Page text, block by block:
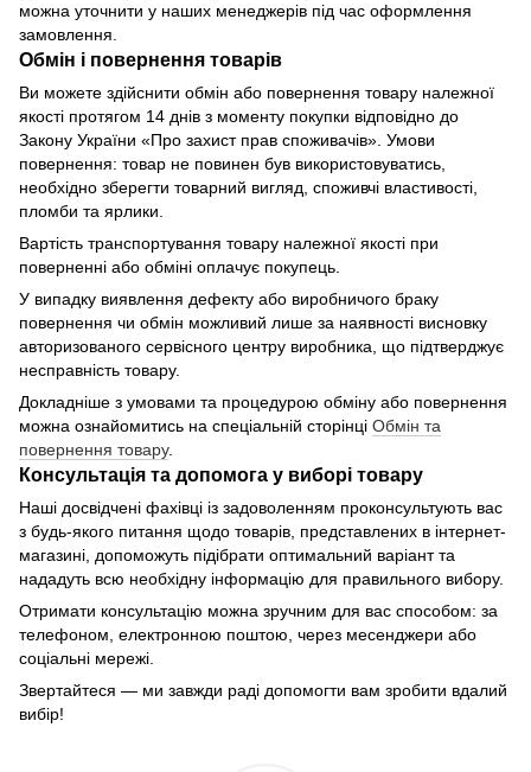
можна уточнити у наших менеджерів під час оформлення
замовлення.
Обмін і повернення товарів
Ви можете здійснити обмін або повернення товару належної
якості протягом 14 днів з моменту покупки відповідно до
Закону України «Про захист прав споживачів». Умови
повернення: товар не повинен був використовуватись,
необхідно зберегти товарний вигляд, споживчі властивості,
пломби та ярлики.
Вартість транспортування товару належної якості при
поверненні або обміні оплачує покупець.
У випадку виявлення дефекту або виробничого браку
повернення чи обмін можливий лише за наявності висновку
авторизованого сервісного центру виробника, що підтверджує
несправність товару.
Докладніше з умовами та процедурою обміну або повернення
можна ознайомитись на спеціальній сторінці Обмін та
повернення товару.
Консультація та допомога у виборі товару
Наші досвідчені фахівці із задоволенням проконсультують вас
з будь-якого питання щодо товарів, представлених в інтернет-
магазині, допоможуть підібрати оптимальний варіант та
нададуть всю необхідну інформацію для правильного вибору.
Отримати консультацію можна зручним для вас способом: за
телефоном, електронною поштою, через месенджери або
соціальні мережі.
Звертайтеся — ми завжди раді допомогти вам зробити вдалий
вибір!